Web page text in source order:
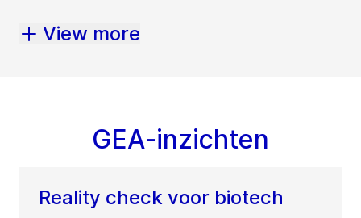
View more
GEA-inzichten
Reality check voor biotech